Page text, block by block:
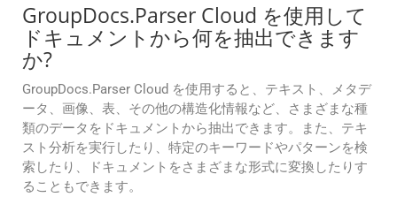
GroupDocs.Parser Cloud を使用して
ドキュメントから何を抽出できます
か?
GroupDocs.Parser Cloud を使用すると、テキスト、メタデ
ータ、画像、表、その他の構造化情報など、さまざまな種
類のデータをドキュメントから抽出できます。また、テキ
スト分析を実行したり、特定のキーワードやパターンを検
索したり、ドキュメントをさまざまな形式に変換したりす
ることもできます。